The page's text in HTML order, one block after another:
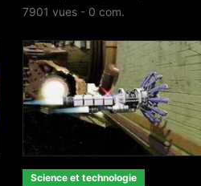
7901 vues - 0 com.
Science et technologie